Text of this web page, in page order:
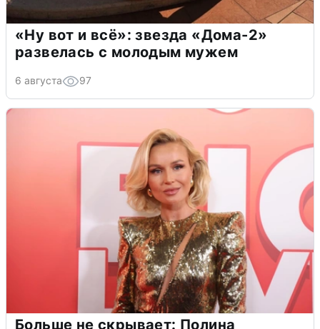
«Ну вот и всё»: звезда «Дома-2»
развелась с молодым мужем
6 августа 97
Больше не скрывает: Полина